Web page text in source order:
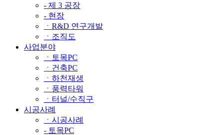
- 제 3 공장
- 현장
ㆍR&D 연구개발
ㆍ조직도
사업분야
ㆍ토목PC
ㆍ건축PC
ㆍ하천재생
ㆍ풍력타워
ㆍ터널/수직구
시공사례
ㆍ시공사례
- 토목PC